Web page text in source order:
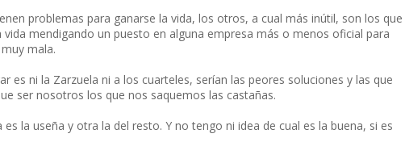
problemas para ganarse la vida, los otros, a cual más inútil, son los que
mendigando un puesto en alguna empresa más o menos oficial para
mala.
es ni la Zarzuela ni a los cuarteles, serían las peores soluciones y las que
ser nosotros los que nos saquemos las castañas.
la useña y otra la del resto. Y no tengo ni idea de cual es la buena, si es